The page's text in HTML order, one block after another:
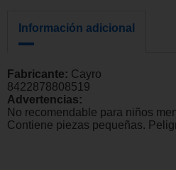
Información adicional
Fabricante: Cayro
8422878808519
Advertencias:
No recomendable para niños
Contiene piezas pequeñas.